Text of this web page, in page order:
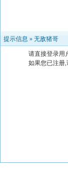
提示信息 » 无敌猪哥
请直接登录用
如果您已注册